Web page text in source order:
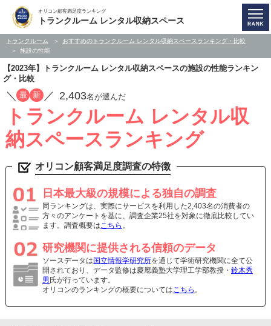
オリコン顧客満足度ランキング
トランクルーム レンタル収納スペース
トランクルーム
おすすめのトランクルーム レンタル収納スペースランキング・比較
施設の性能
【2023年】トランクルーム レンタル収納スペースの施設の性能ランキン
グ・比較
／ 最 新 ／ 2,403名が選んだ
トランクルーム レンタル収
納スペースランキング
オリコン顧客満足度調査の特徴
日本最大級の規模による独自の調査
同ランキングは、実際にサービスを利用した2,403名の消費者の
方々のアンケートを基に、調査企業25社を対象に徹底比較してい
ます。調査概要はこちら 。
研究機関に提供される信頼のデータ
ソースデータは 国立情報学研究所を通じて学術研究機関に全て公
開されており、データ監修は慶應義塾大学理工学部教授・ 鈴木秀
男 氏が行っています。
オリコンのランキングの概要についてはこちら 。